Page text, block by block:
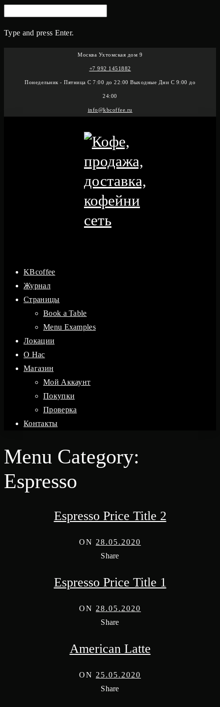
Type and press Enter.
content
Москва Ухтомская дом 9
+7 992 1451882
Понедельник - Пятница С 7:00 до 22:00 Выходные Дни С 9:00 до
24:00
info@kbcoffee.ru
KBcoffee
Журнал
Страницы
Book a Table
Menu Examples
Локации
O Hac
Магазин
Мой Аккаунт
Покупки
Проверка
Контакты
Menu Category:
Espresso
Espresso Price Title 2
ON 28.05.2020
Share
Espresso Price Title 1
ON 28.05.2020
Share
American Latte
ON 25.05.2020
Share